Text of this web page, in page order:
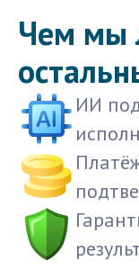
Чем мы
ИИ